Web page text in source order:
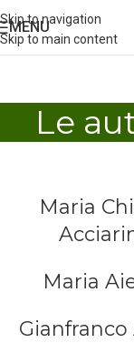
Skip to navigation
Skip to main content
MENU
Le
Maria
Maria
Gianfranco